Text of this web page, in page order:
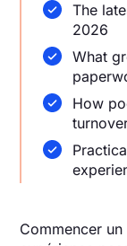
The
2026
What
How
Commencer